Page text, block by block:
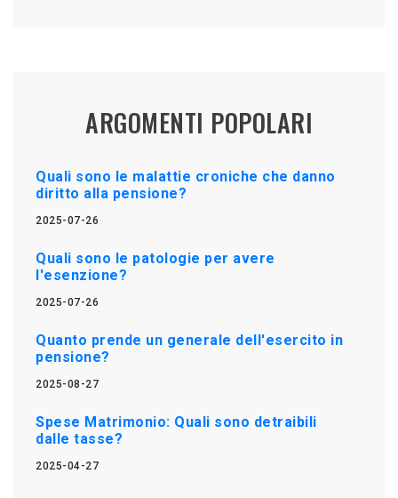
ARGOMENTI POPOLARI
Quali sono le malattie croniche che danno
diritto alla pensione?
2025-07-26
Quali sono le patologie per avere
l'esenzione?
2025-07-26
Quanto prende un generale dell'esercito in
pensione?
2025-08-27
Spese Matrimonio: Quali sono detraibili
dalle tasse?
2025-04-27